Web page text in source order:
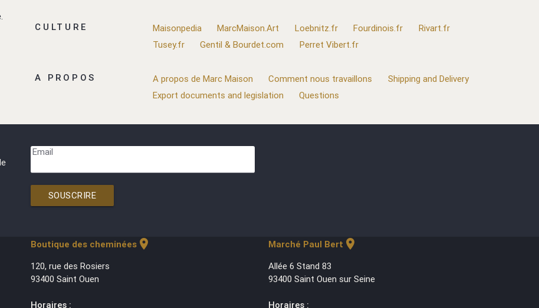
CULTURE Maisonpedia MarcMaison.Art Loebnitz.fr Fourdinois.fr
Rivart.fr
Tusey.fr
Gentil & Bourdet.com Perret Vibert.fr
A PROPOS A propos de Marc Maison Comment nous travaillons
Shipping and Delivery
Export documents and legislation
Questions
Email
SOUSCRIRE
Boutique des cheminéeslocation_on
120, rue des Rosiers
93400 Saint Ouen
Horaires :
Marché Paul Bert location_on
Allée 6 Stand 83
93400 Saint Ouen sur Seine
Horaires :